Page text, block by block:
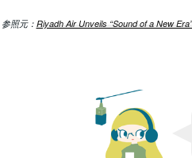
参照元： Riyadh Air Unveils “Sound of a New